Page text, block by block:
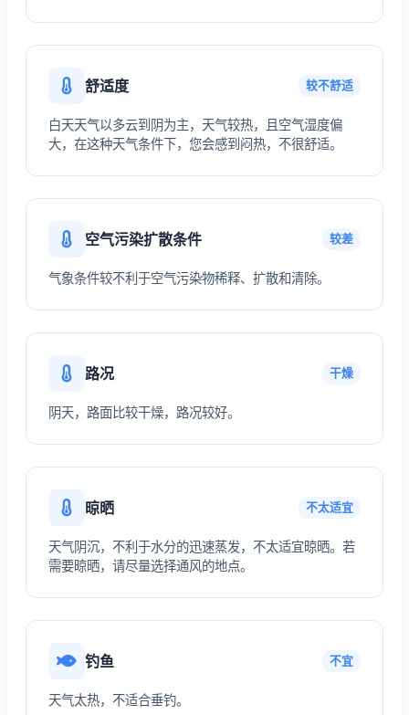
舒适度 较不舒适
白天天气以多云到阴为主，天气较热，且空气湿度偏
大，在这种天气条件下，您会感到闷热，不很舒适。
空气污染扩散条件 较差
气象条件较不利于空气污染物稀释、扩散和清除。
路况 干燥
阴天，路面比较干燥，路况较好。
晾晒 不太适宜
天气阴沉，不利于水分的迅速蒸发，不太适宜晾晒。若
需要晾晒，请尽量选择通风的地点。
钓鱼 不宜
天气太热，不适合垂钓。